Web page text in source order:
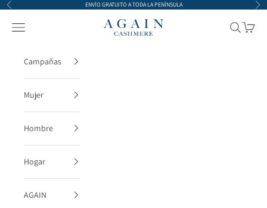
Ir al contenido
Anterior ENVÍO GRATUITO A TODA LA PENÍNSULA
AGAIN Cashmere
Menú Buscar
Cesta
Campañas
Mujer
Hombre
Hogar
AGAIN